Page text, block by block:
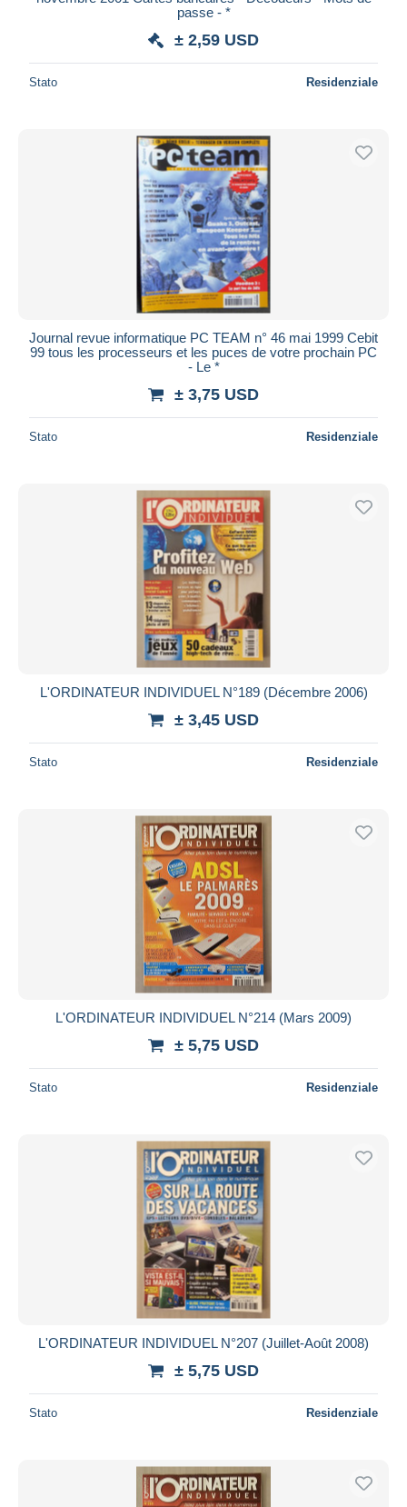
passe - *
± 2,59 USD
Stato Residenziale
Journal revue informatique PC TEAM n° 46 mai 1999 Cebit
99 tous les processeurs et les puces de votre prochain PC
- Le *
± 3,75 USD
Stato Residenziale
L'ORDINATEUR INDIVIDUEL N°189 (Décembre 2006)
± 3,45 USD
Stato Residenziale
L'ORDINATEUR INDIVIDUEL N°214 (Mars 2009)
± 5,75 USD
Stato Residenziale
L'ORDINATEUR INDIVIDUEL N°207 (Juillet-Août 2008)
± 5,75 USD
Stato Residenziale